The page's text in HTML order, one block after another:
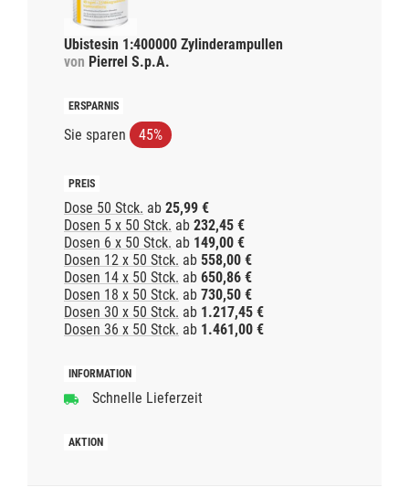
Ubistesin 1:400000 Zylinderampullen
von Pierrel S.p.A.
Sie sparen 45%
Dose 50 Stck. ab 25,99 €
Dosen 5 x 50 Stck. ab 232,45 €
Dosen 6 x 50 Stck. ab 149,00 €
Dosen 12 x 50 Stck. ab 558,00 €
Dosen 14 x 50 Stck. ab 650,86 €
Dosen 18 x 50 Stck. ab 730,50 €
Dosen 30 x 50 Stck. ab 1.217,45 €
Dosen 36 x 50 Stck. ab 1.461,00 €
Schnelle Lieferzeit